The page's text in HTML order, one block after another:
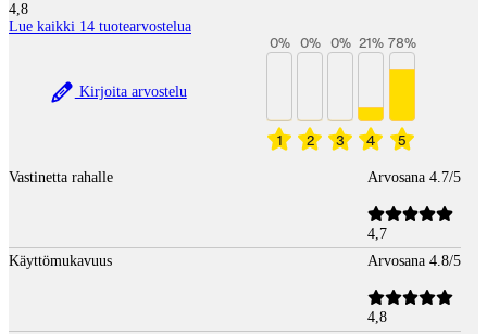
4,8
Lue kaikki 14 tuotearvostelua
Kirjoita arvostelu
1
0%
2
0%
3
0%
4
21%
5
78%
Vastinetta rahalle Arvosana 4.7/5
4,7
Käyttömukavuus
Arvosana 4.8/5
4,8